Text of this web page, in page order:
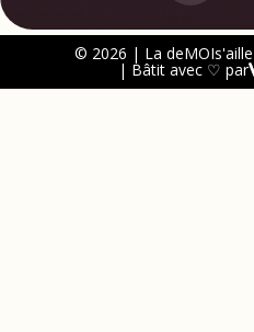
© 2026 | La
| Bâtit avec ♡ par